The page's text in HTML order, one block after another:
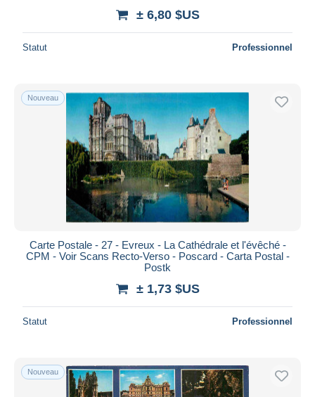
± 6,80 $US
Statut Professionnel
Nouveau
Carte Postale - 27 - Evreux - La Cathédrale et l'évêché -
CPM - Voir Scans Recto-Verso - Poscard - Carta Postal -
Postk
± 1,73 $US
Statut Professionnel
Nouveau